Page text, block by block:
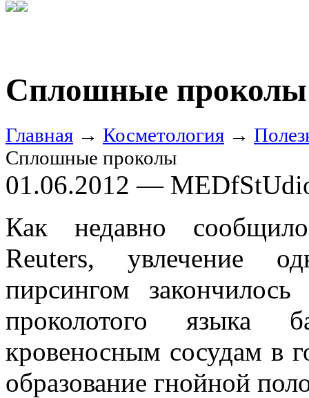
Сплошные проколы
Главная → Косметология →
Сплошные проколы
01.06.2012 —
Как недавно
Reuters, увлечение
пирсингом
проколотого языка
кровеносным сосудам в
образование гнойной